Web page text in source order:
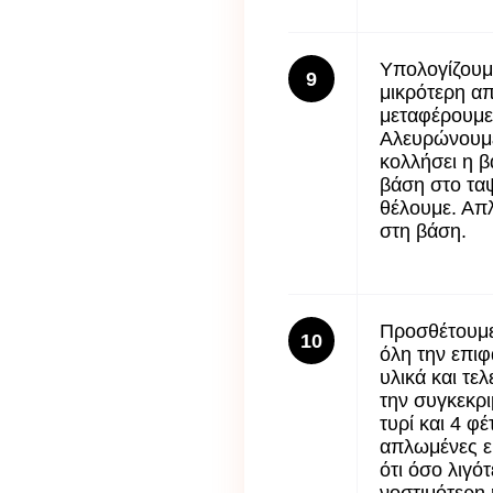
9
μικρότερη
κολλήσει η
βάση στο
θέλουμε.
στη βάση.
10
όλη την
υλικά και
την
τυρί και 4
απλωμένες
ότι όσο